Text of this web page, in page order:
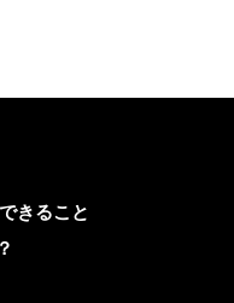
きること